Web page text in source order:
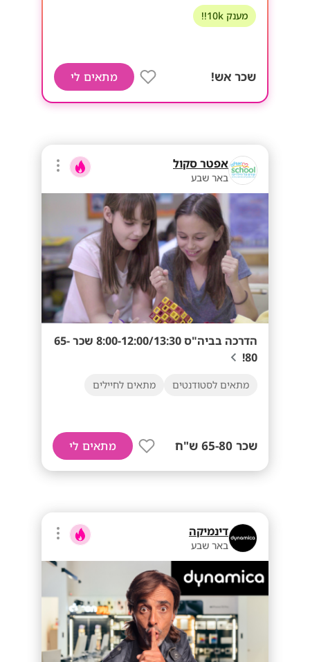
מענק 10k!!
שכר אש! מתאים לי
אפטר סקול
באר שבע
הדרכה בביה"ס 8:00-12:00/13:30 שכר 65-
80!
מתאים לסטודנטים מתאים לחיילים
שכר 65-80 ש"ח מתאים לי
דינמיקה
באר שבע